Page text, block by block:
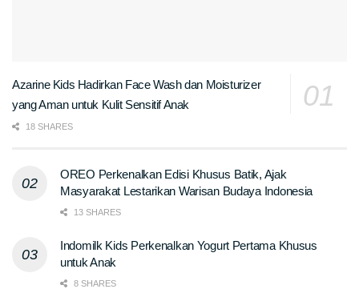
Azarine Kids Hadirkan Face Wash dan Moisturizer
yang Aman untuk Kulit Sensitif Anak
18 SHARES
OREO Perkenalkan Edisi Khusus Batik, Ajak
Masyarakat Lestarikan Warisan Budaya Indonesia
13 SHARES
Indomilk Kids Perkenalkan Yogurt Pertama Khusus
untuk Anak
8 SHARES